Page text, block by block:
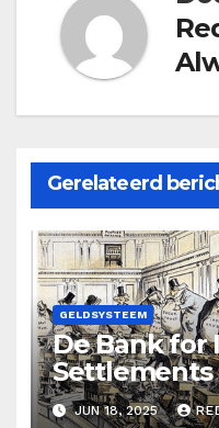
Gerelateerd
GELDSYSTEEM
De Bank for
Settlements
JUN 18, 2025